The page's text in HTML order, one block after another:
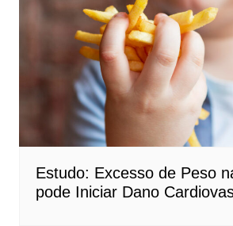
Estudo: Excesso de Peso
pode Iniciar Dano